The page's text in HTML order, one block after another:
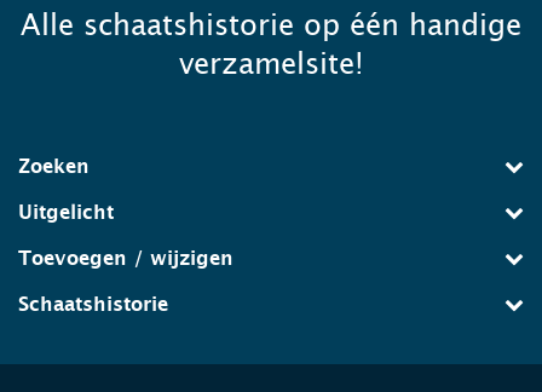
Alle schaatshistorie op één handige
verzamelsite!
Zoeken
Uitgelicht
Toevoegen / wijzigen
Schaatshistorie